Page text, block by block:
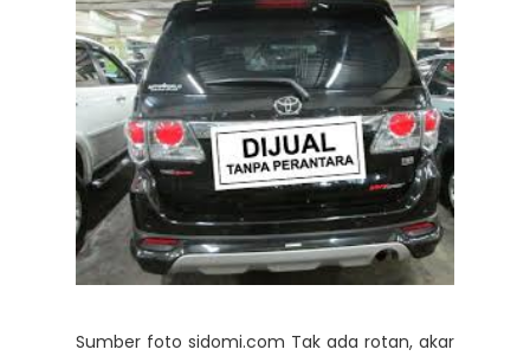
Sumber foto sidomi.com Tak ada rotan, akar